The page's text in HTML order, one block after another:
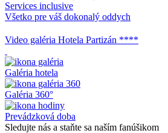
Services inclusive
Všetko pre váš dokonalý oddych
Video galéria Hotela Partizán ****
Galéria hotela
Galéria 360°
Prevádzková doba
Sledujte nás a staňte sa naším fanúšikom